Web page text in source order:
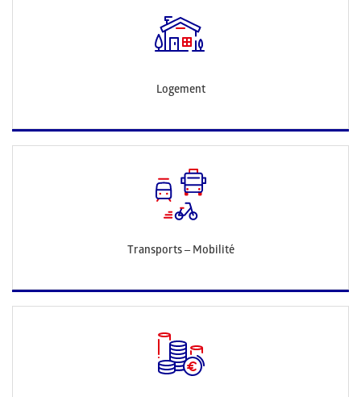
Logement
Transports – Mobilité